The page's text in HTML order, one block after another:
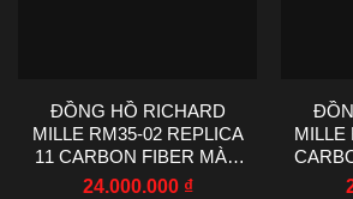
ĐỒNG HỒ RICHARD
MILLE RM35-02 REPLICA
11 CARBON FIBER MÀU
ĐỎ NHÀ MÁY RM
24.000.000 ₫
MILLE